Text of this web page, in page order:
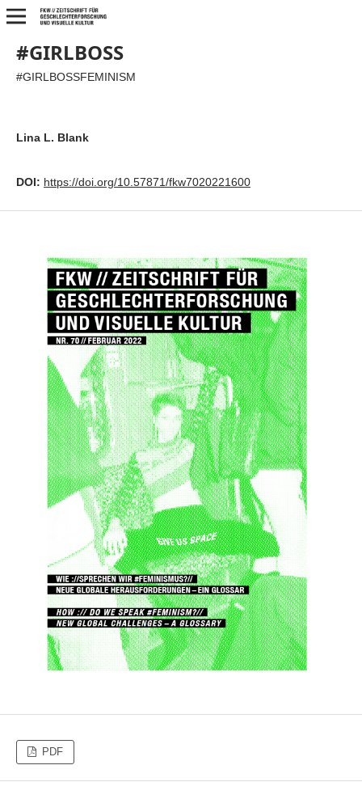
#GIRLBOSS
#GIRLBOSSFEMINISM
Lina L. Blank
DOI: https://doi.org/10.57871/fkw7020221600
PDF